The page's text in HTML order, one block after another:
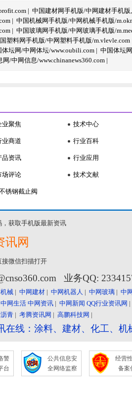
| 中国建材网手机版/中网建材手机版
| 中国机械网手机版/中网机械手机版/
| 中国玻璃网手机版/中网玻璃手机版/
塑料网手机版/中网塑料手机版/m.vlevle.com
体坛网/中网体坛/www.oubili.com | 中国体坛
网/中网信息/www.chinanews360.com |
业聚焦
业商道
品资讯
场评论
技术中心
行业百科
行业应用
技术文献
锈钢截止阀
，获取手机版最新资讯
讯网
接微信扫描打开
业务QQ:
械 | 中网建材 | 中网机器人 | 中网玻璃 | 中
中网生活 中网资讯 | 中网新闻 QQ行业资讯网
青 | 考腾资讯网 | 高鹏科技网 |
在线：涂料、建材、化工、
警
台
公共信息安
全网络监察
经营
备案